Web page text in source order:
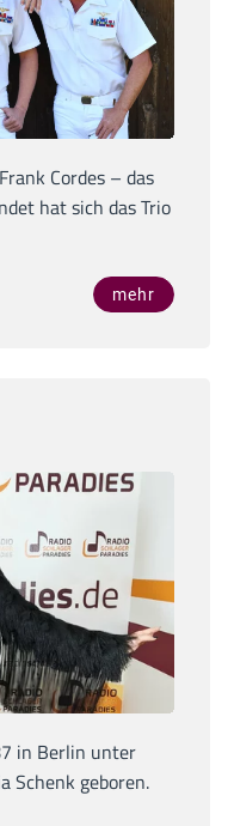
Cordes – das
hat sich das Trio
mehr
in Berlin unter
Schenk geboren.